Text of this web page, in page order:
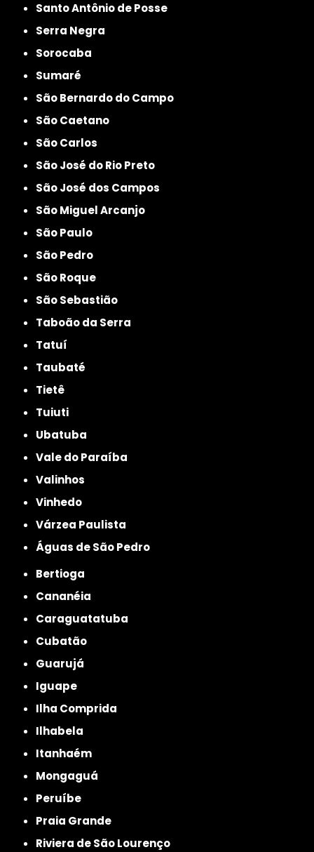
Santo Antônio de Posse
Serra Negra
Sorocaba
Sumaré
São Bernardo do Campo
São Caetano
São Carlos
São José do Rio Preto
São José dos Campos
São Miguel Arcanjo
São Paulo
São Pedro
São Roque
São Sebastião
Taboão da Serra
Tatuí
Taubaté
Tietê
Tuiuti
Ubatuba
Vale do Paraíba
Valinhos
Vinhedo
Várzea Paulista
Águas de São Pedro
Bertioga
Cananéia
Caraguatatuba
Cubatão
Guarujá
Iguape
Ilha Comprida
Ilhabela
Itanhaém
Mongaguá
Peruíbe
Praia Grande
Riviera de São Lourenço